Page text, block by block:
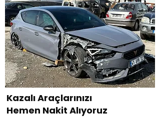
Kazalı Araçlarınızı
Hemen Nakit Alıyoruz